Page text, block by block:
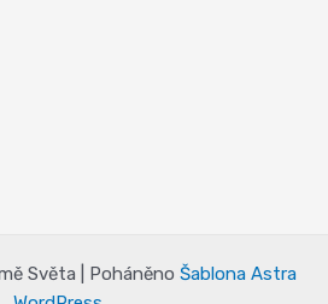
Světa | Poháněno Šablona Astra